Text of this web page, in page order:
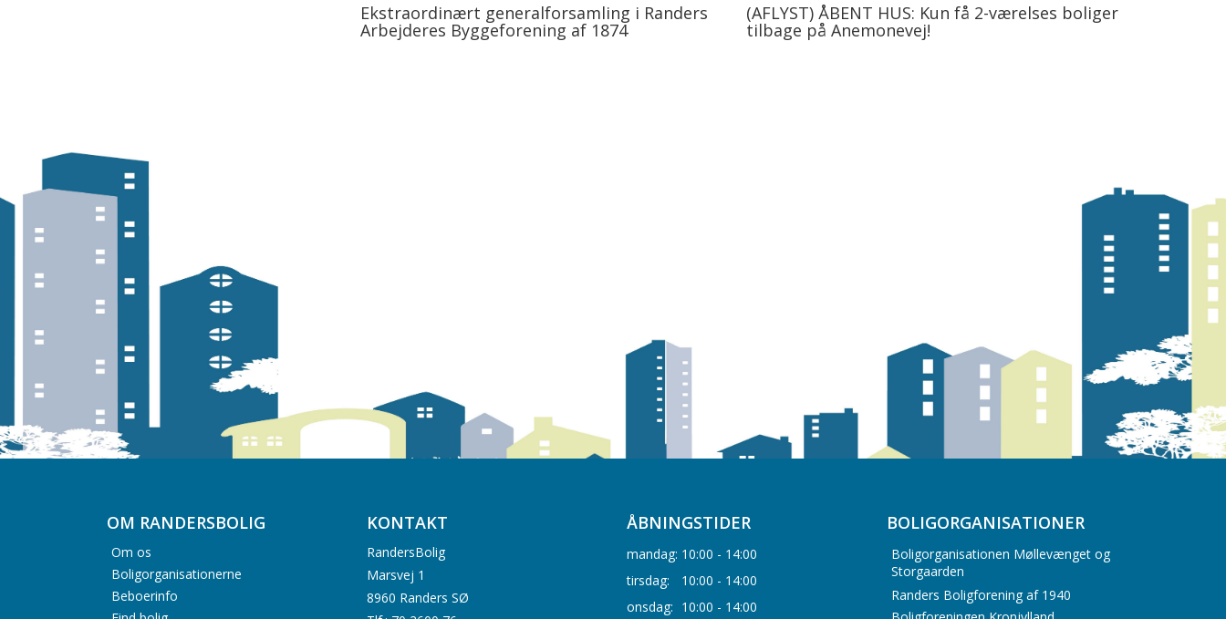
Ekstraordinært generalforsamling i Randers
Arbejderes Byggeforening af 1874
(AFLYST) ÅBENT HUS: Kun få 2-værelses boliger
tilbage på Anemonevej!
OM RANDERSBOLIG
Om os
Boligorganisationerne
Beboerinfo
KONTAKT
RandersBolig
Marsvej 1
8960 Randers SØ
ÅBNINGSTIDER
mandag: 10:00 - 14:00
tirsdag:
10:00 - 14:00
onsdag: 10:00 - 14:00
BOLIGORGANISATIONER
Boligorganisationen Møllevænget og
Storgaarden
Randers Boligforening af 1940